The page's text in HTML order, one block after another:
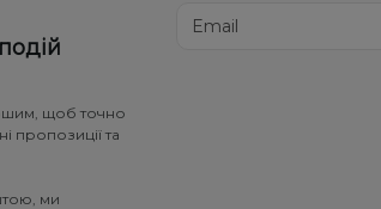
щоб точно
пропозиції та
ми